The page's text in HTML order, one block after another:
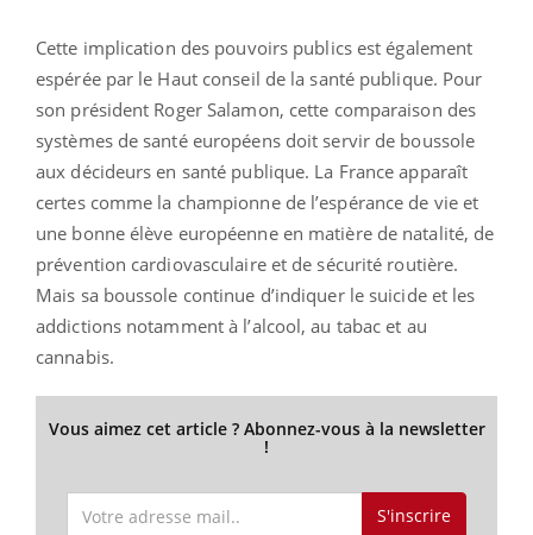
Cette implication des pouvoirs publics est également
espérée par le Haut conseil de la santé publique. Pour
son président Roger Salamon, cette comparaison des
systèmes de santé européens doit servir de boussole
aux décideurs en santé publique. La France apparaît
certes comme la championne de l’espérance de vie et
une bonne élève européenne en matière de natalité, de
prévention cardiovasculaire et de sécurité routière.
Mais sa boussole continue d’indiquer le suicide et les
addictions notamment à l’alcool, au tabac et au
cannabis.
Vous aimez cet article ? Abonnez-vous à la newsletter
!
S'inscrire